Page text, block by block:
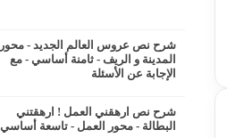
شرح نص عروس العالم الجديد - محور
المدينة و الريف - ثامنة أساسي - مع
الإجابة عن الأسئلة
شرح نص ارهقني العمل ! ارهقتني
البطالة - محور العمل - تاسعة أساسي